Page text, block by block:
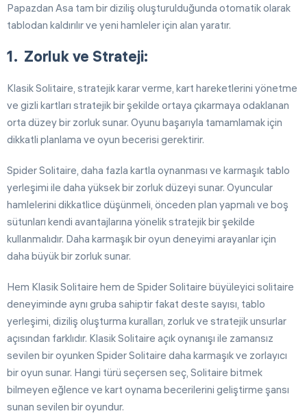
Papazdan Asa tam bir diziliş oluşturulduğunda otomatik olarak
tablodan kaldırılır ve yeni hamleler için alan yaratır.
Zorluk ve Strateji:
Klasik Solitaire, stratejik karar verme, kart hareketlerini yönetme
ve gizli kartları stratejik bir şekilde ortaya çıkarmaya odaklanan
orta düzey bir zorluk sunar. Oyunu başarıyla tamamlamak için
dikkatli planlama ve oyun becerisi gerektirir.
Spider Solitaire, daha fazla kartla oynanması ve karmaşık tablo
yerleşimi ile daha yüksek bir zorluk düzeyi sunar. Oyuncular
hamlelerini dikkatlice düşünmeli, önceden plan yapmalı ve boş
sütunları kendi avantajlarına yönelik stratejik bir şekilde
kullanmalıdır. Daha karmaşık bir oyun deneyimi arayanlar için
daha büyük bir zorluk sunar.
Hem Klasik Solitaire hem de Spider Solitaire büyüleyici solitaire
deneyiminde aynı gruba sahiptir fakat deste sayısı, tablo
yerleşimi, diziliş oluşturma kuralları, zorluk ve stratejik unsurlar
açısından farklıdır. Klasik Solitaire açık oynanışı ile zamansız
sevilen bir oyunken Spider Solitaire daha karmaşık ve zorlayıcı
bir oyun sunar. Hangi türü seçersen seç, Solitaire bitmek
bilmeyen eğlence ve kart oynama becerilerini geliştirme şansı
sunan sevilen bir oyundur.